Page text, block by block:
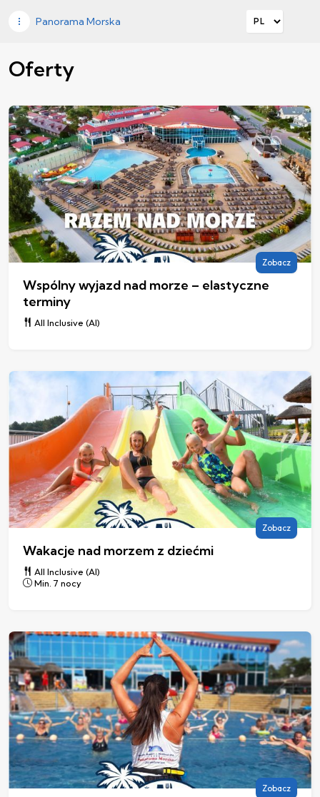
Panorama Morska
Oferty
Wspólny wyjazd nad morze – elastyczne
terminy
All Inclusive (AI)
Zobacz
Wakacje nad morzem z dziećmi
All Inclusive (AI)
Min. 7 nocy
Zobacz
Zobacz